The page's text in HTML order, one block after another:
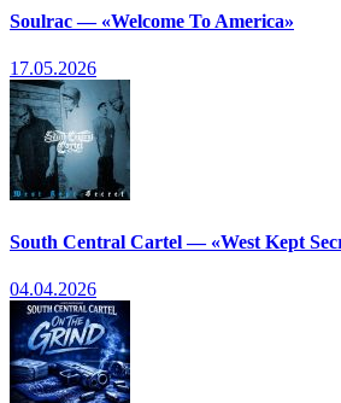
Soulrac — «Welcome To America»
17.05.2026
South Central Cartel — «West Kept
04.04.2026